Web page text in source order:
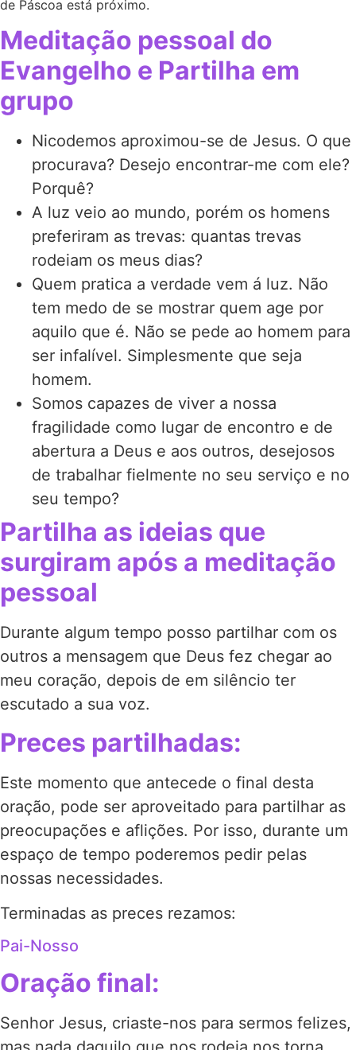
de Páscoa está próximo.
Meditação pessoal do
Evangelho e Partilha em
grupo
Nicodemos aproximou-se de Jesus. O que
procurava? Desejo encontrar-me com ele?
Porquê?
A luz veio ao mundo, porém os homens
preferiram as trevas: quantas trevas
rodeiam os meus dias?
Quem pratica a verdade vem á luz. Não
tem medo de se mostrar quem age por
aquilo que é. Não se pede ao homem para
ser infalível. Simplesmente que seja
homem.
Somos capazes de viver a nossa
fragilidade como lugar de encontro e de
abertura a Deus e aos outros, desejosos
de trabalhar fielmente no seu serviço e no
seu tempo?
Partilha as ideias que
surgiram após a meditação
pessoal
Durante algum tempo posso partilhar com os
outros a mensagem que Deus fez chegar ao
meu coração, depois de em silêncio ter
escutado a sua voz.
Preces partilhadas:
Este momento que antecede o final desta
oração, pode ser aproveitado para partilhar as
preocupações e aflições. Por isso, durante um
espaço de tempo poderemos pedir pelas
nossas necessidades.
Terminadas as preces rezamos:
Pai-Nosso
Oração final:
Senhor Jesus, criaste-nos para sermos felizes,